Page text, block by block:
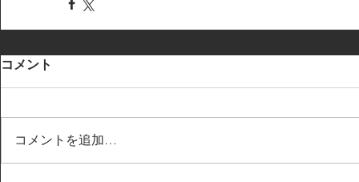
コメント
コメントを追加…